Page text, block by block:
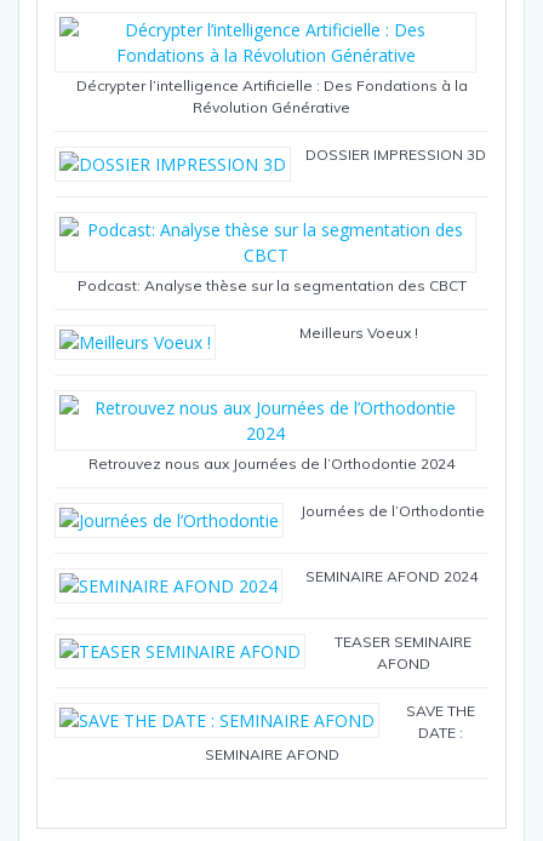
Décrypter l’intelligence Artificielle : Des Fondations à la
Révolution Générative
DOSSIER IMPRESSION 3D
Podcast: Analyse thèse sur la segmentation des CBCT
Meilleurs Voeux !
Retrouvez nous aux Journées de l’Orthodontie 2024
Journées de l’Orthodontie
SEMINAIRE AFOND 2024
TEASER SEMINAIRE
AFOND
SAVE THE
DATE :
SEMINAIRE AFOND